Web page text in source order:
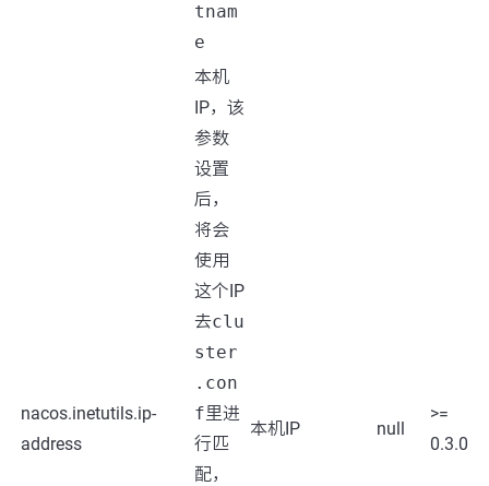
tnam
e
nacos.inetutils.ip-
address
本机
IP，该
参数
设置
后，
将会
使用
这个IP
去clu
ster
.con
f里进
行匹
配，
本机IP null
>=
0.3.0